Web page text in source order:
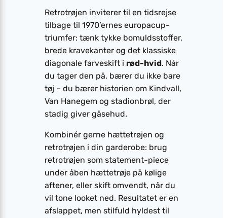
Retrotrøjen inviterer til en tidsrejse
tilbage til 1970’ernes europacup-
triumfer: tænk tykke bomuldsstoffer,
brede kravekanter og det klassiske
diagonale farveskift i rød-hvid. Når
du tager den på, bærer du ikke bare
tøj – du bærer historien om Kindvall,
Van Hanegem og stadionbrøl, der
stadig giver gåsehud.
Kombinér gerne hætte­trøjen og
retro­trøjen i din garderobe: brug
retro­trøjen som statement-piece
under åben hætte­trøje på kølige
aftener, eller skift omvendt, når du
vil tone looket ned. Resultatet er en
afslappet, men stilfuld hyldest til